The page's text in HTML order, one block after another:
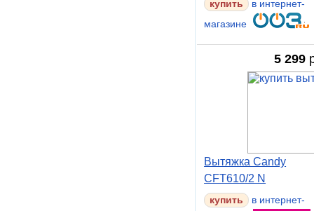
в интернет-
магазине
5 299
Вытяжка Candy
CFT610/2 N
в интернет-